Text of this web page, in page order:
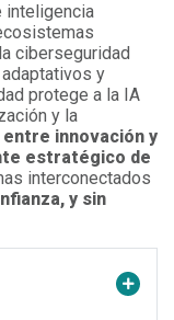
inteligencia
ciberseguridad
y
protege a la IA
y la
innovación y
estratégico de
interconectados
y sin